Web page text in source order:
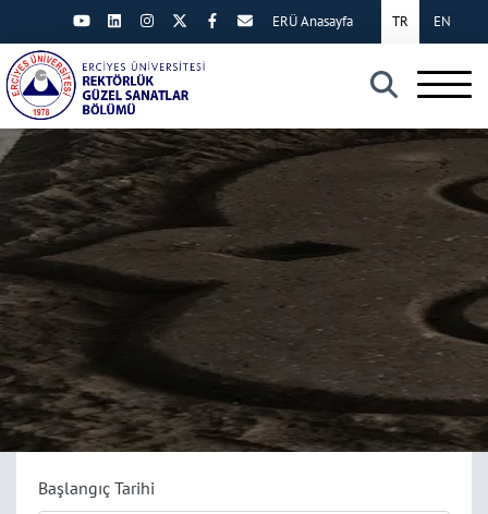
×
TR EN
ERÜ Anasayfa
Başlangıç Tarihi